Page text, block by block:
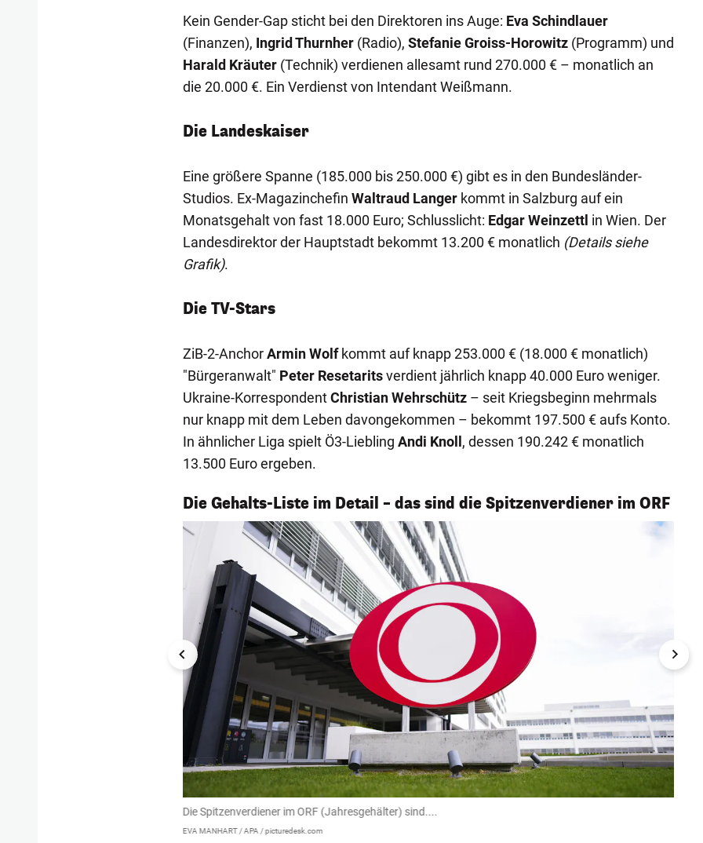
Kein Gender-Gap sticht bei den Direktoren ins Auge: Eva Schindlauer
(Finanzen), Ingrid Thurnher(Radio), Stefanie Groiss-Horowitz(Programm) und
Harald Kräuter(Technik) verdienen allesamt rund 270.000 € – monatlich an
die 20.000 €. Ein Verdienst von Intendant Weißmann.
Die Landeskaiser
Eine größere Spanne (185.000 bis 250.000 €) gibt es in den Bundesländer-
Studios. Ex-Magazinchefin Waltraud Langerkommt in Salzburg auf ein
Monatsgehalt von fast 18.000 Euro; Schlusslicht: Edgar Weinzettl in Wien. Der
Landesdirektor der Hauptstadt bekommt 13.200 € monatlich (Details siehe
Grafik).
Die TV-Stars
ZiB-2-AnchorArmin Wolfkommt auf knapp 253.000 € (18.000 € monatlich)
"Bürgeranwalt" Peter Resetaritsverdient jährlich knapp 40.000 Euro weniger.
Ukraine-KorrespondentChristian Wehrschütz– seit Kriegsbeginn mehrmals
nur knapp mit dem Leben davongekommen – bekommt 197.500 € aufs Konto.
In ähnlicher Liga spielt Ö3-Liebling Andi Knoll, dessen 190.242 € monatlich
13.500 Euro ergeben.
Die Gehalts-Liste im Detail – das sind die Spitzenverdiener im ORF
1/16
Die Spitzenverdiener im ORF (Jahresgehälter) sind....
EVA MANHART / APA / picturedesk.com